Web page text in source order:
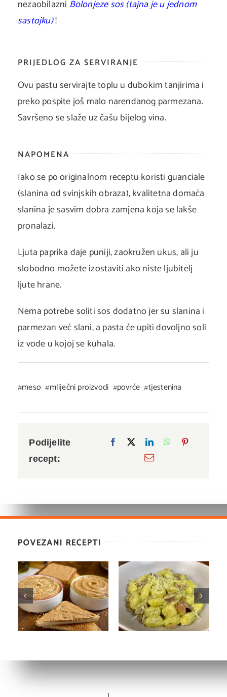
nezaobilazni Bolonjeze sos (tajna je u jednom
sastojku)!
PRIJEDLOG ZA SERVIRANJE
Ovu pastu servirajte toplu u dubokim tanjirima i
preko pospite još malo narendanog parmezana.
Savršeno se slaže uz čašu bijelog vina.
NAPOMENA
Iako se po originalnom receptu koristi guanciale
(slanina od svinjskih obraza), kvalitetna domaća
slanina je sasvim dobra zamjena koja se lakše
pronalazi.
Ljuta paprika daje puniji, zaokružen ukus, ali ju
slobodno možete izostaviti ako niste ljubitelj
ljute hrane.
Nema potrebe soliti sos dodatno jer su slanina i
parmezan već slani, a pasta će upiti dovoljno soli
iz vode u kojoj se kuhala.
meso mliječni proizvodi povrće tjestenina
Podijelite
recept:
POVEZANI RECEPTI
Salata od mahuna
sa brusnicama i
susamom
Poke bowl sa
slatko-ljutom
hrskavom
piletinom